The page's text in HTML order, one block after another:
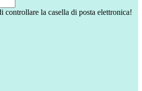
controllare la casella di posta elettronica!